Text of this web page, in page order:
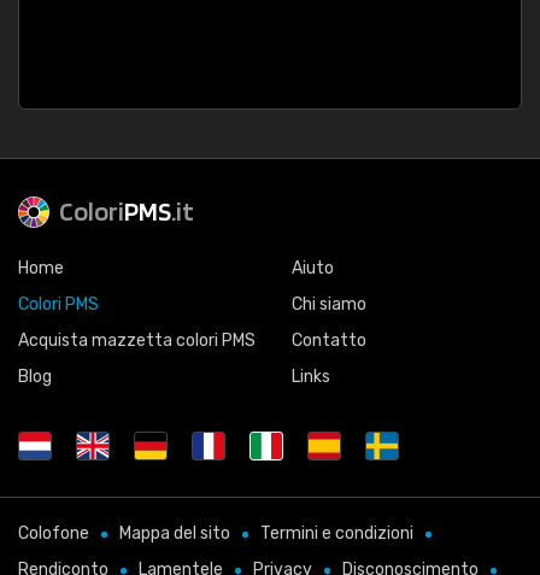
ColoriPMS.it
Home
Colori PMS
Acquista mazzetta colori PMS
Blog
Aiuto
Chi siamo
Contatto
Links
Colofone Mappa del sito
Termini e condizioni
Rendiconto
Lamentele Privacy Disconoscimento